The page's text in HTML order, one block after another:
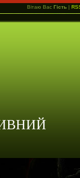
Вітаю Вас Гість |